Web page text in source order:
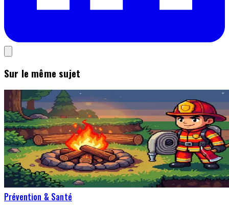
Sur le même sujet
Prévention & Santé